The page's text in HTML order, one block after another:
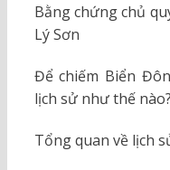
Bằng chứng chủ
Lý Sơn
Để chiếm Biển
lịch sử như thế nào?
Tổng quan về lịch